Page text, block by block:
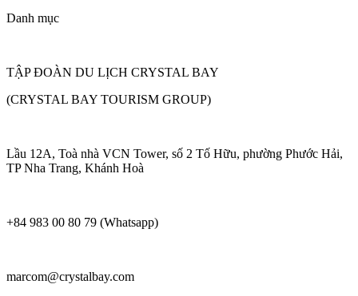
Danh mục
TẬP ĐOÀN DU LỊCH CRYSTAL BAY
(CRYSTAL BAY TOURISM GROUP)
Lầu 12A, Toà nhà VCN Tower, số 2 Tố Hữu, phường Phước Hải,
TP Nha Trang, Khánh Hoà
+84 983 00 80 79 (Whatsapp)
marcom@crystalbay.com